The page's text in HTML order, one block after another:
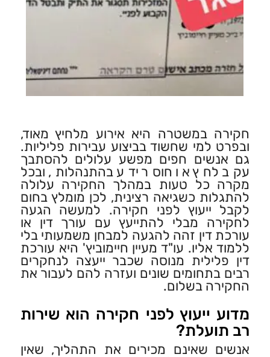
חקירה במשטרה היא אירוע מלחיץ מאוד,
ובפרט למי שחשוד בביצוע עבירות פליליות.
גם אנשים חפים מפשע עלולים להסתבך
עקב לחץ או חוסר ידע בהתנהלות, ובכל
מקרה כל טעות במהלך החקירה עלולה
להתגלות כשגיאה רצינית, לכן מומלץ בחום
לקבל ייעוץ לפני חקירה. למעשה הגעה
לחקירה מבלי להתייעץ עם עורך דין או
עורכת דין זהה להגעה למבחן משמעותי בלי
ללמוד אליו. עו"ד מעיין חיימוביץ' היא עורכת
דין פלילית מנוסה שכבר ייעצה לנחקרים
רבים בתחומים שונים ועזרה להם לעבור את
החקירה בשלום.
מדוע ייעוץ לפני חקירה הוא שירות
רב תועלת?
אנשים שאינם מכירים את התהליך, שאין